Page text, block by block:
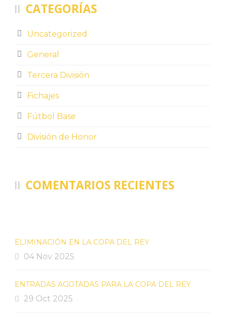
CATEGORÍAS
Uncategorized
General
Tercera División
Fichajes
Fútbol Base
División de Honor
COMENTARIOS RECIENTES
ELIMINACIÓN EN LA COPA DEL REY
04 Nov 2025
ENTRADAS AGOTADAS PARA LA COPA DEL REY
29 Oct 2025